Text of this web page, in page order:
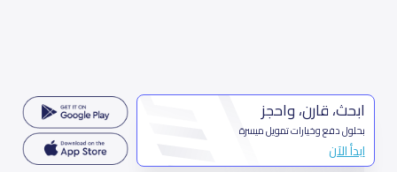
ابحث، قارن، واحجز
بحلول دفع وخيارات تمويل ميسرة
ابدأ الآن